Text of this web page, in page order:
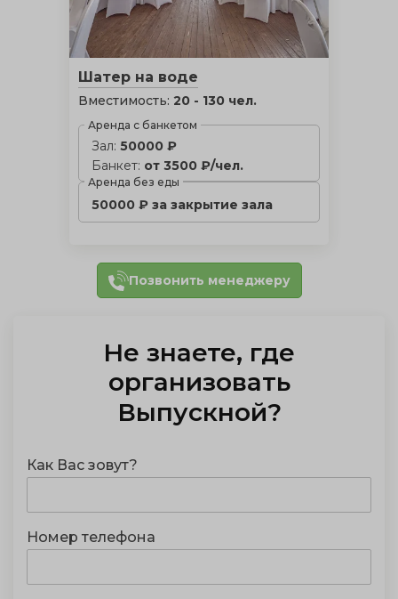
Шатер на воде
Вместимость: 20 - 130 чел.
Аренда с банкетом
Зал: 50000 ₽
Банкет: от 3500 ₽/чел.
Аренда без еды
50000 ₽ за закрытие зала
Позвонить менеджеру
Не знаете, где
организовать
Выпускной?
Как Вас зовут?
Номер телефона